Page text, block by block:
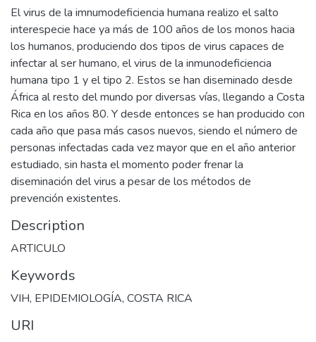
El virus de la imnumodeficiencia humana realizo el salto
interespecie hace ya más de 100 años de los monos hacia
los humanos, produciendo dos tipos de virus capaces de
infectar al ser humano, el virus de la inmunodeficiencia
humana tipo 1 y el tipo 2. Estos se han diseminado desde
África al resto del mundo por diversas vías, llegando a Costa
Rica en los años 80. Y desde entonces se han producido con
cada año que pasa más casos nuevos, siendo el número de
personas infectadas cada vez mayor que en el año anterior
estudiado, sin hasta el momento poder frenar la
diseminación del virus a pesar de los métodos de
prevención existentes.
Description
ARTICULO
Keywords
VIH, EPIDEMIOLOGÍA, COSTA RICA
URI